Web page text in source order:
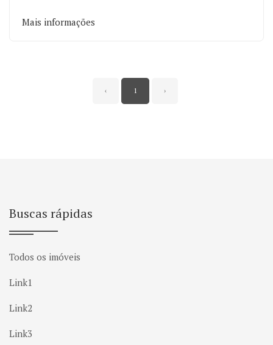
Mais informações
‹ 1 ›
Buscas rápidas
Todos os imóveis
Link1
Link2
Link3